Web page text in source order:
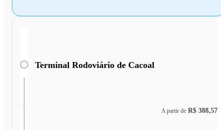
Terminal Rodoviário de Cacoal
A partir de R$ 388,57